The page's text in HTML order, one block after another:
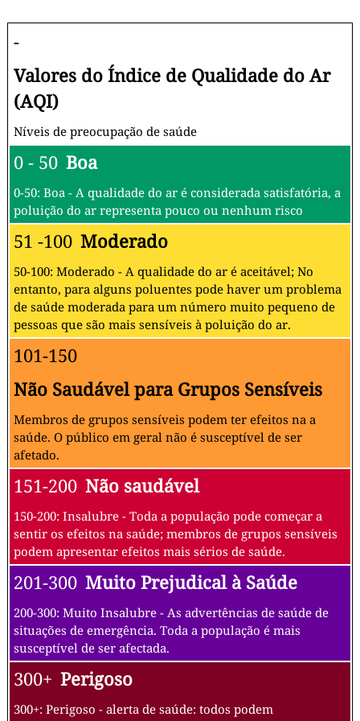
-
Valores do Índice de Qualidade do Ar
(AQI)
Níveis de preocupação de saúde
0 - 50 Boa
0-50: Boa - A qualidade do ar é considerada satisfatória, a
poluição do ar representa pouco ou nenhum risco
51 -100 Moderado
50-100: Moderado - A qualidade do ar é aceitável; No
entanto, para alguns poluentes pode haver um problema
de saúde moderada para um número muito pequeno de
pessoas que são mais sensíveis à poluição do ar.
101-150
Não Saudável para Grupos Sensíveis
Membros de grupos sensíveis podem ter efeitos na a
saúde. O público em geral não é susceptível de ser
afetado.
151-200 Não saudável
150-200: Insalubre - Toda a população pode começar a
sentir os efeitos na saúde; membros de grupos sensíveis
podem apresentar efeitos mais sérios de saúde.
201-300 Muito Prejudical à Saúde
200-300: Muito Insalubre - As advertências de saúde de
situações de emergência. Toda a população é mais
susceptível de ser afectada.
300+ Perigoso
300+: Perigoso - alerta de saúde: todos podem